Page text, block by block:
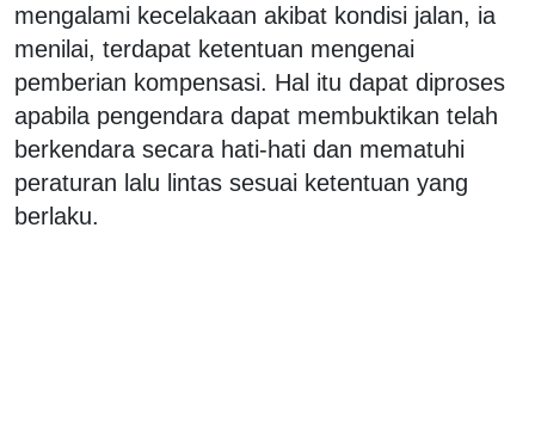
mengalami kecelakaan akibat kondisi jalan, ia
menilai, terdapat ketentuan mengenai
pemberian kompensasi. Hal itu dapat diproses
apabila pengendara dapat membuktikan telah
berkendara secara hati-hati dan mematuhi
peraturan lalu lintas sesuai ketentuan yang
berlaku.